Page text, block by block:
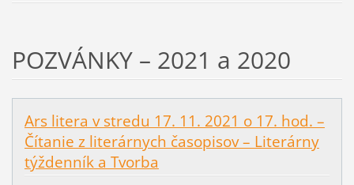
POZVÁNKY – 2021 a 2020
Ars litera v stredu 17. 11. 2021 o 17. hod. –
Čítanie z literárnych časopisov – Literárny
týždenník a Tvorba